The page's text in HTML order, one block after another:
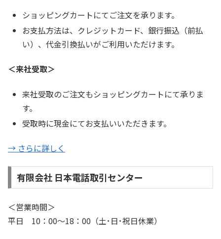
ショッピングカートにてご注文を承ります。
お支払方法は、クレジットカード、銀行振込（前払
い）、代金引換払いがご利用いただけます。
＜来社受取＞
来社受取のご注文もショッピングカートにて承りま
す。
受取時に現金にてお支払いいただきます。
→ さらに詳しく
有限会社 日本電話取引センター
＜営業時間＞
平日 10：00～18：00（土･日･祝日休業）